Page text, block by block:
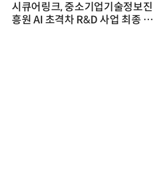
시큐어링크, 중소기업기술정보진
흥원 AI 초격차 R&D 사업 최종 선